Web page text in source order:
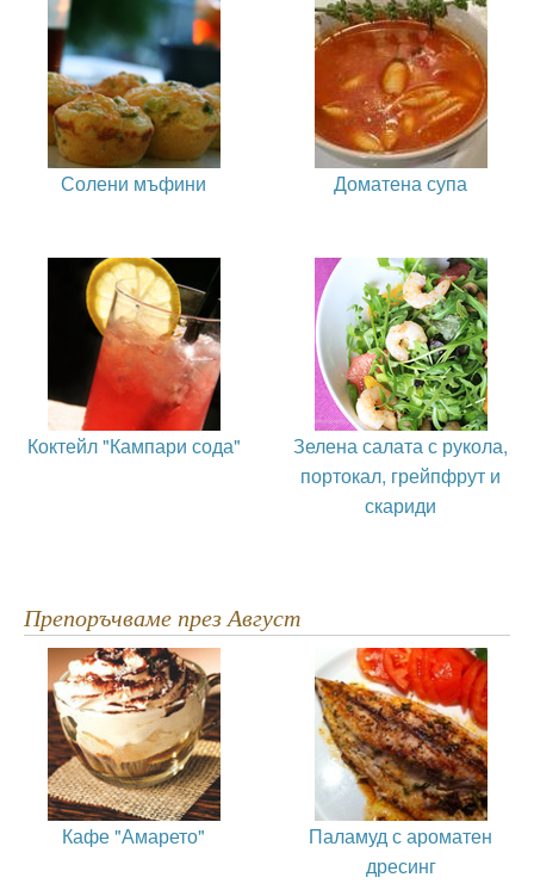
Солени мъфини Доматена супа
Коктейл "Кампари сода"
Зелена салата с рукола,
портокал, грейпфрут и
скариди
Препоръчваме през Август
Кафе "Амарето"
Паламуд с ароматен
дресинг